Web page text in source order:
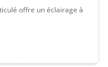
offre un éclairage à